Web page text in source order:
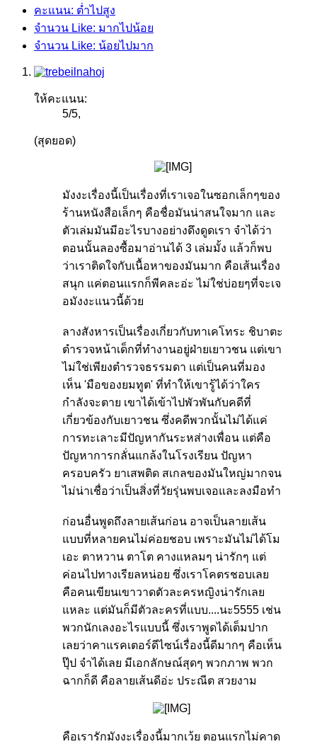
คะแนน: ต่ำไปสูง
จำนวน Like: มากไปน้อย
จำนวน Like: น้อยไปมาก
ให้คะแนน:
5/5,
(สุดยอด)
มังงะเรื่องนี้เป็นเรื่องที่เราเจอในซอกเล็กๆของ
ร้านหนังสือเล็กๆ คือชื่อมันน่าสนใจมาก และ
ตัวเล่มมันมีอะไรบางอย่างดึงดูดเรา จำได้ว่า
ตอนนั้นลองซื้อมาอ่านได้ 3 เล่มมั้ง แล้วก็พบ
ว่าเราติดใจกับเนื้อหาของมันมาก คือเส้นเรื่อง
สนุก แค่ตอนแรกก็พีคละอ่ะ ไม่ใช่บ่อยๆที่จะเจ
อมังงะแนวนี้ด้วย
ลางสังหารเป็นเรื่องเกี่ยวกับทาเคโทระ ชิบาตะ
ตำรวจหน้าเด็กที่ทำงานอยู่ฝ่ายเยาวชน แต่เขา
ไม่ใช่เพียงตำรวจธรรมดา แต่เป็นคนที่มอง
เห็น 'มือของยมทูต' ที่ทำให้เขารู้ได้ว่าใคร
กำลังจะตาย เขาได้เข้าไปพัวพันกับคดีที่
เกี่ยวข้องกับเยาวชน ซึ่งคดีพวกนั้นไม่ได้แค่
การทะเลาะมีปัญหากันระหส่างเพื่อน แต่คือ
ปัญหาการกลั่นแกล้งในโรงเรียน ปัญหา
ครอบครัว ยาเสพติด สเกลของมันใหญ่มากจน
ไม่น่าเชื่อว่าเป็นสิ่งที่วัยรุ่นพบเจอและลงมือทำ
ก่อนอื่นพูดถึงลายเส้นก่อน อาจเป็นลายเส้น
แบบที่หลายคนไม่ค่อยชอบ เพราะมันไม่ได้โม
เอะ ตาหวาน ตาโต คางแหลมๆ น่ารักๆ แต่
ค่อนไปทางเรียลหน่อย ซึ่งเราโคตรชอบเลย
คือคนเขียนเขาวาดตัวละครหญิงน่ารักเลย
แหละ แต่มันก็มีตัวละครที่แบบ....นะ5555 เช่น
พวกนักเลงอะไรแบบนี้ ซึ่งเราพูดได้เต็มปาก
เลยว่าคาแรคเตอร์ดีไซน์เรื่องนี้ดีมากๆ คือเห็น
ปุ๊ป จำได้เลย มีเอกลักษณ์สุดๆ พวกภาพ พวก
ฉากก็ดี คือลายเส้นดีอ่ะ ประณีต สวยงาม
คือเรารักมังงะเรื่องนี้มากเว้ย ตอนแรกไม่คาด